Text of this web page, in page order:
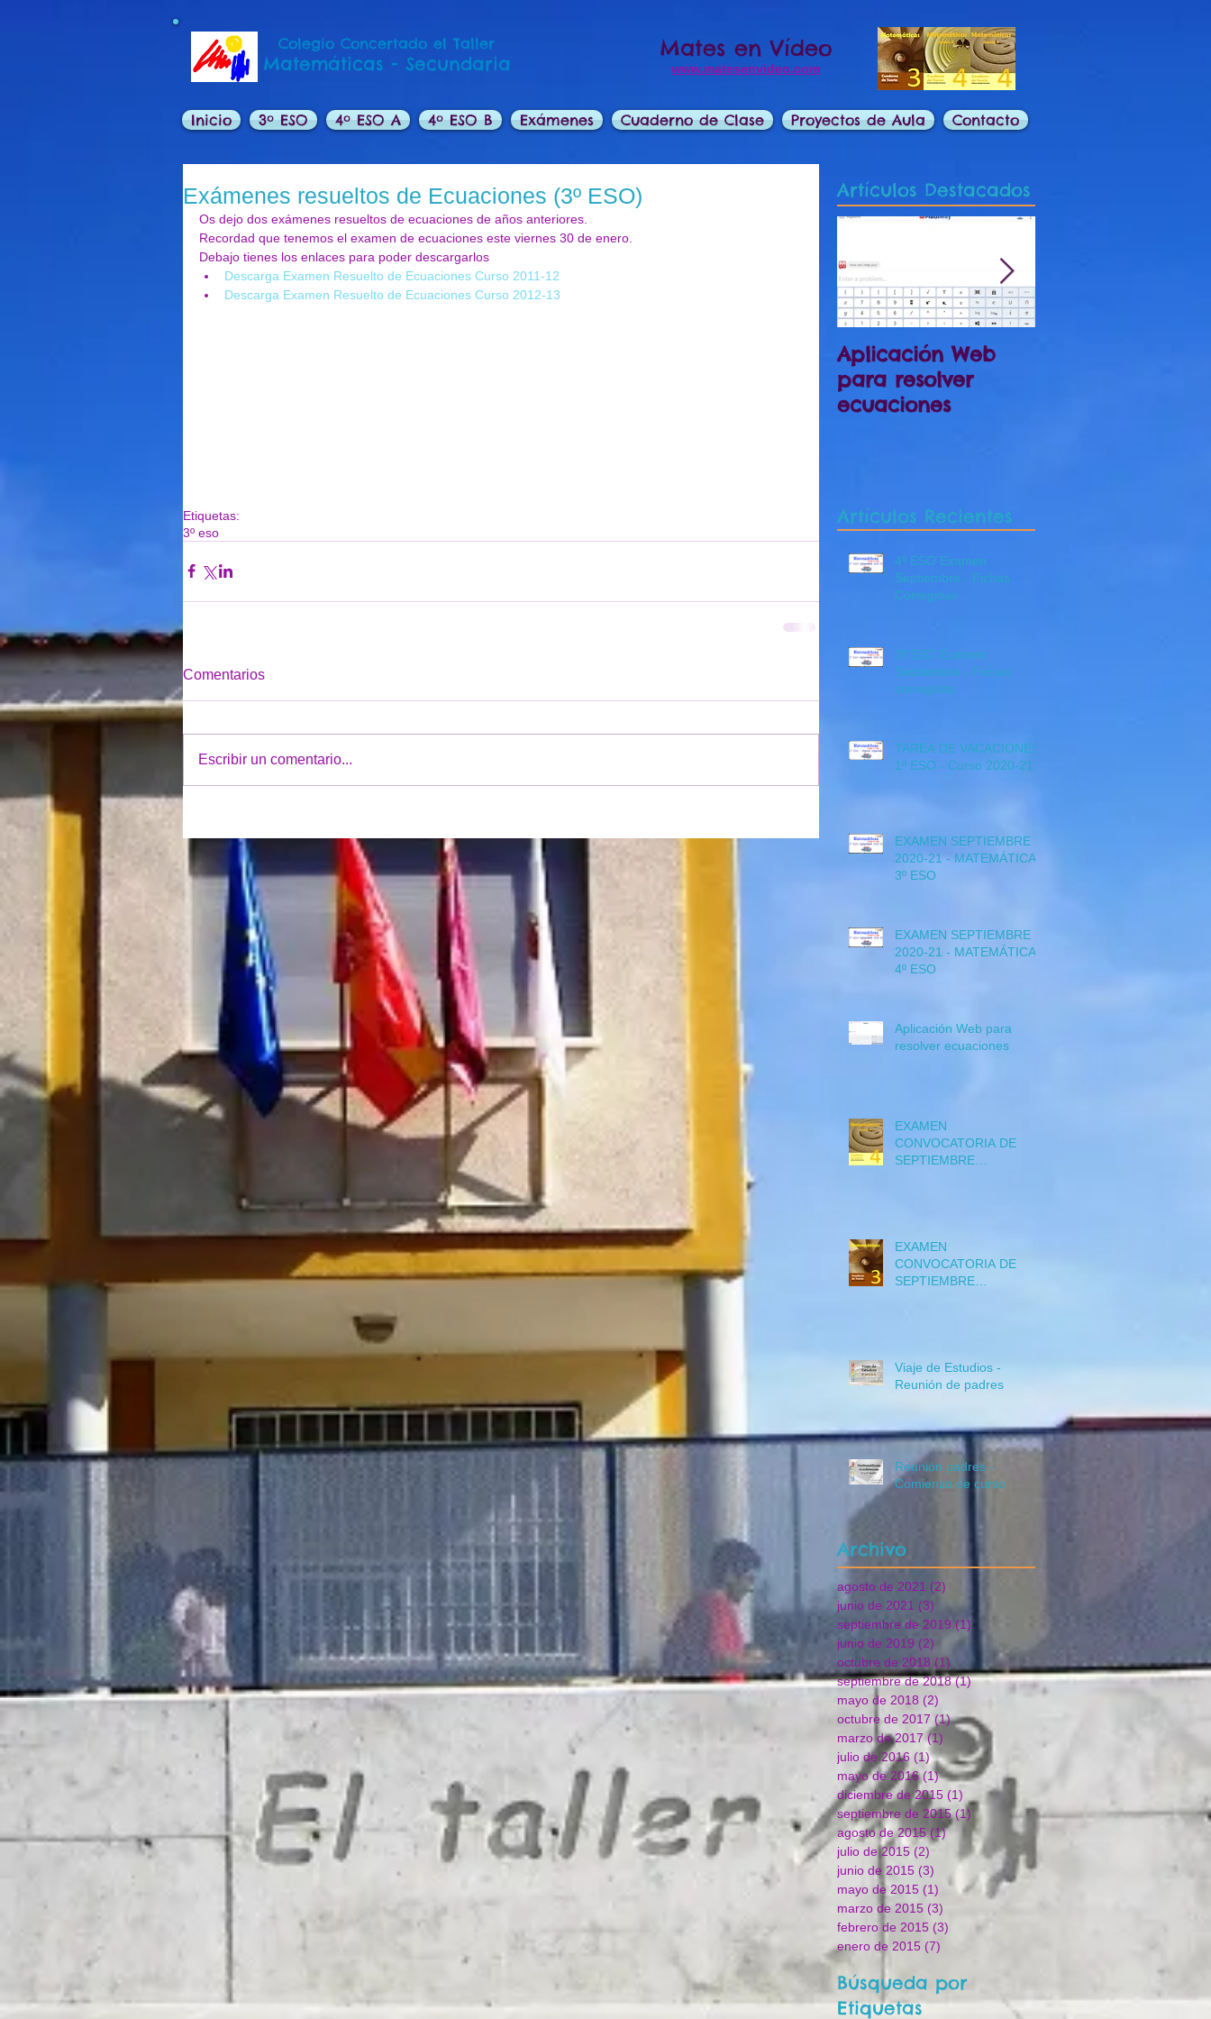
Colegio Concertado el Taller
Matemáticas - Secundaria
Mates en Vídeo
www.matesenvideo.com
Inicio 3º ESO 4º ESO A 4º ESO B Exámenes Cuaderno de Clase Proyectos de Aula Contacto
Exámenes resueltos de Ecuaciones (3º ESO)
Os dejo dos exámenes resueltos de ecuaciones de años anteriores.
Recordad que tenemos el examen de ecuaciones este viernes 30 de enero.
Debajo tienes los enlaces para poder descargarlos
Descarga Examen Resuelto de Ecuaciones Curso 2011-12
Descarga Examen Resuelto de Ecuaciones Curso 2012-13
Etiquetas:
3º eso
Comentarios
Escribir un comentario...
Artículos Destacados
Aplicación Web
para resolver
ecuaciones
Artículos Recientes
4º ESO Examen
Septiembre - Fichas
Corregidas
3º ESO Examen
Septiembre - Fichas
corregidas
TAREA DE VACACIONES
1º ESO - Curso 2020-21
EXAMEN SEPTIEMBRE
2020-21 - MATEMÁTICAS
3º ESO
EXAMEN SEPTIEMBRE
2020-21 - MATEMÁTICAS
4º ESO
Aplicación Web para
resolver ecuaciones
EXAMEN
CONVOCATORIA DE
SEPTIEMBRE
EXAMEN
CONVOCATORIA DE
SEPTIEMBRE
Viaje de Estudios -
Reunión de padres
Reunión padres -
Comienzo de curso
Archivo
agosto de 2021 (2)
junio de 2021 (3) 3 entradas
septiembre de 2019 (1)
junio de 2019 (2) 2 entradas
octubre de 2018 (1) 1 entrada
septiembre de 2018 (1)1 entrada
mayo de 2018 (2)
octubre de 2017 (1)1 entrada
marzo de 2017 (1) 1 entrada
julio de 2016 (1)1 entrada
mayo de 2016 (1)1 entrada
diciembre de 2015 (1) 1 entrada
septiembre de 2015 (1) 1 entrada
agosto de 2015 (1)1 entrada
julio de 2015 (2) 2 entradas
junio de 2015 (3) 3 entradas
mayo de 2015 (1) 1 entrada
marzo de 2015 (3)
febrero de 2015 (3) 3 entradas
enero de 2015 (7)
Búsqueda por
Etiquetas